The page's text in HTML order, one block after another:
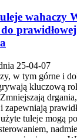
wahaczy
25-04-07
w tym górne i
kluczową
zapewniają
tuleje mogą